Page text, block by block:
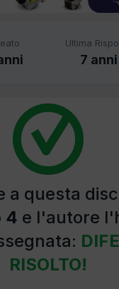
Ultima
7 anni
a questa
4 e l'autore
RISOLTO!